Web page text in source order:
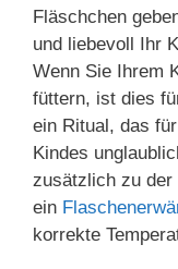
Fläschchen
und liebevoll Ihr
Wenn Sie Ihrem
füttern, ist dies
ein Ritual, das
Kindes
zusätzlich zu der
ein
korrekte